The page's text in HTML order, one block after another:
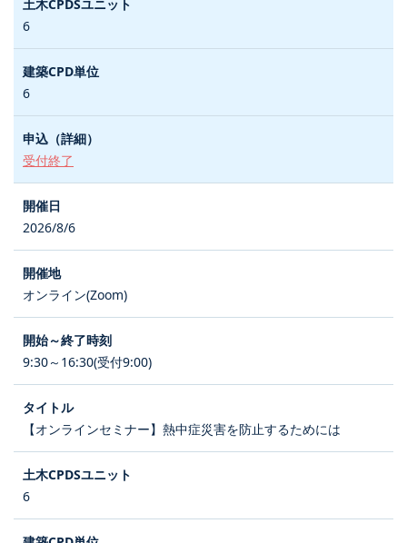
6
6
受付終了
2026/8/6
オンライン(Zoom)
9:30～16:30(受付9:00)
【オンラインセミナー】熱中症災害を防止するためには
6